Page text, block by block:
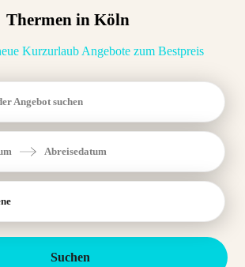
Thermen in Köln
Kurzurlaub Angebote zum Bestpreis
Angebot suchen
Abreisedatum
Suchen